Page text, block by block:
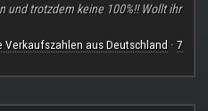
und trotzdem keine 100%!! Wollt ihr
Verkaufszahlen aus Deutschland · 7